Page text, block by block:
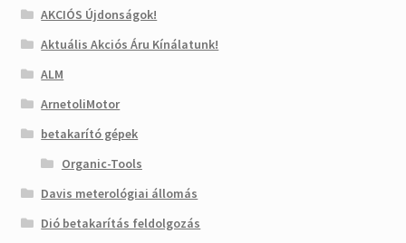
AKCIÓS Újdonságok!
Aktuális Akciós Áru Kínálatunk!
ALM
ArnetoliMotor
betakarító gépek
Organic-Tools
Davis meterológiai állomás
Dió betakarítás feldolgozás